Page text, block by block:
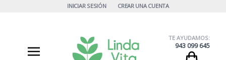
INICIAR SESIÓN CREAR UNA CUENTA
TE AYUDAMOS:
943 099 645